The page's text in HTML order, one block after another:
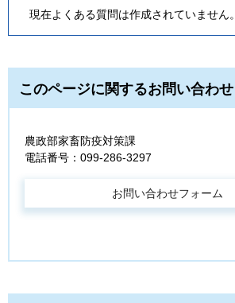
現在よくある質問は作成されていません。
このページに関するお問い合わせ
農政部家畜防疫対策課
電話番号：099-286-3297